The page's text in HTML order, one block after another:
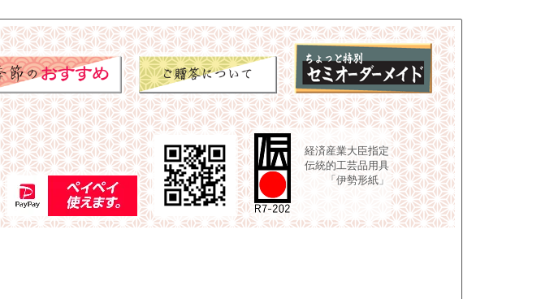
経済産業大臣指定
伝統的工芸品用具
「伊勢形紙」